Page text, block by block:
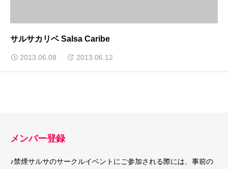
サルサカリベ Salsa Caribe
2013.06.08 2013.06.12
メンバー登録
♪禁煙サルサのサークルイベントにご参加される際には、事前の